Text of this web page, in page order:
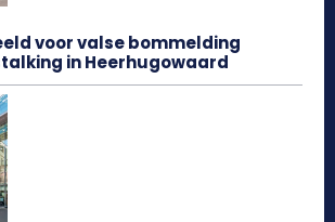
voor valse bommelding
in Heerhugowaard